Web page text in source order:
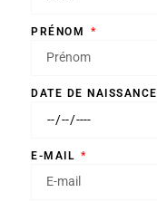
PRÉNOM
DATE DE NAISSANCE
E-MAIL